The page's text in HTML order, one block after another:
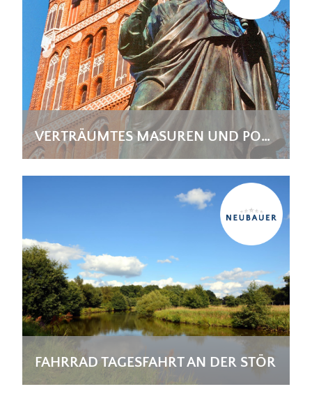
VERTRÄUMTES MASUREN UND POMMERN
FAHRRAD TAGESFAHRT AN DER STÖR